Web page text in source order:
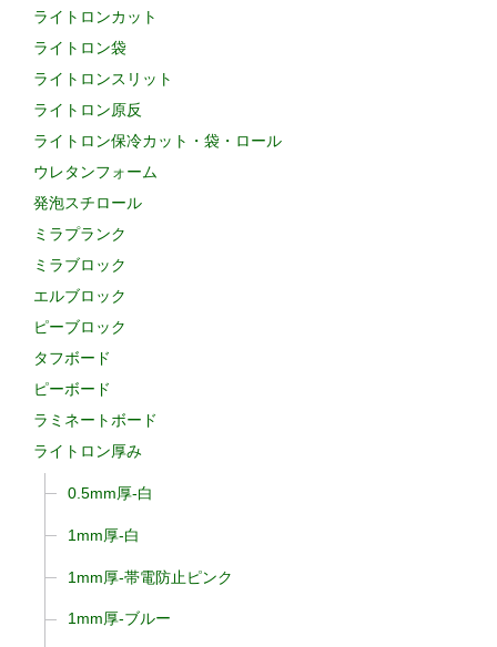
ライトロンカット
ライトロン袋
ライトロンスリット
ライトロン原反
ライトロン保冷カット・袋・ロール
ウレタンフォーム
発泡スチロール
ミラプランク
ミラブロック
エルブロック
ピーブロック
タフボード
ピーボード
ラミネートボード
ライトロン厚み
0.5mm厚-白
1mm厚-白
1mm厚-帯電防止ピンク
1mm厚-ブルー